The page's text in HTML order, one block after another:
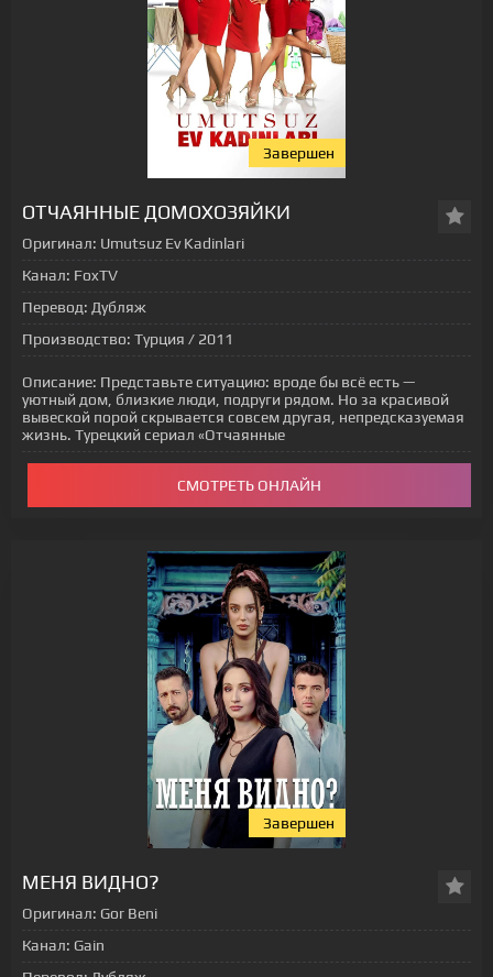
Завершен
ОТЧАЯННЫЕ ДОМОХОЗЯЙКИ
Оригинал: Umutsuz Ev Kadinlari
Канал: FoxTV
Перевод: Дубляж
Производство: Турция / 2011
Описание: Представьте ситуацию: вроде бы всё есть —
уютный дом, близкие люди, подруги рядом. Но за красивой
вывеской порой скрывается совсем другая, непредсказуемая
жизнь. Турецкий сериал «Отчаянные
СМОТРЕТЬ ОНЛАЙН
Завершен
МЕНЯ ВИДНО?
Оригинал: Gor Beni
Канал: Gain